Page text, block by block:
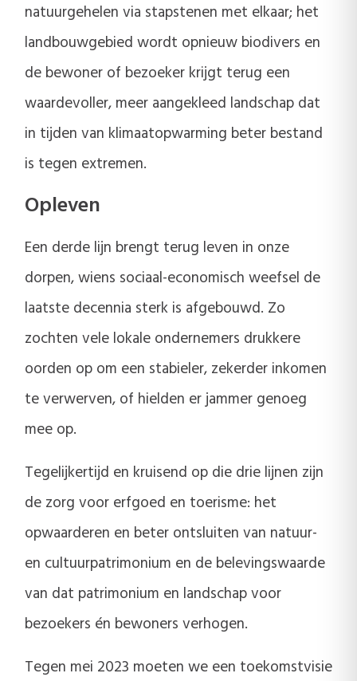
natuurgehelen via stapstenen met elkaar; het
landbouwgebied wordt opnieuw biodivers en
de bewoner of bezoeker krijgt terug een
waardevoller, meer aangekleed landschap dat
in tijden van klimaatopwarming beter bestand
is tegen extremen.
Opleven
Een derde lijn brengt terug leven in onze
dorpen, wiens sociaal-economisch weefsel de
laatste decennia sterk is afgebouwd. Zo
zochten vele lokale ondernemers drukkere
oorden op om een stabieler, zekerder inkomen
te verwerven, of hielden er jammer genoeg
mee op.
Tegelijkertijd en kruisend op die drie lijnen zijn
de zorg voor erfgoed en toerisme: het
opwaarderen en beter ontsluiten van natuur-
en cultuurpatrimonium en de belevingswaarde
van dat patrimonium en landschap voor
bezoekers én bewoners verhogen.
Tegen mei 2023 moeten we een toekomstvisie